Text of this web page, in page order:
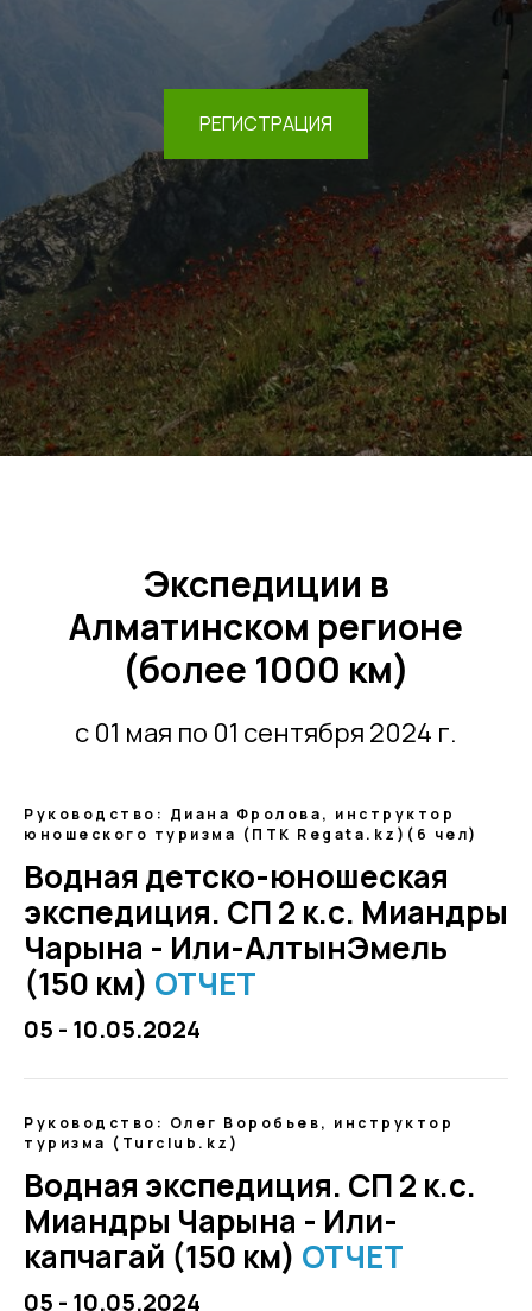
РЕГИСТРАЦИЯ
Экспедиции в
Алматинском регионе
(более 1000 км)
с 01 мая по 01 сентября 2024 г.
Руководство: Диана Фролова, инструктор
юношеского туризма (ПТК Regata.kz)(6 чел)
Водная детско-юношеская
экспедиция. СП 2 к.с. Миандры
Чарына - Или-АлтынЭмель
(150 км) ОТЧЕТ
05 - 10.05.2024
Руководство: Олег Воробьев, инструктор
туризма (Turclub.kz)
Водная экспедиция. СП 2 к.с.
Миандры Чарына - Или-
капчагай (150 км) ОТЧЕТ
05 - 10.05.2024